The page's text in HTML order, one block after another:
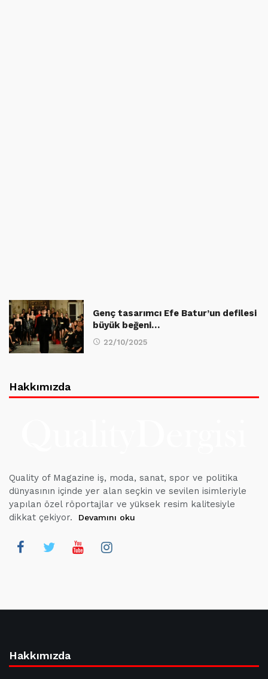
Genç tasarımcı Efe Batur’un defilesi
büyük beğeni…
22/10/2025
Hakkımızda
Quality of Magazine iş, moda, sanat, spor ve politika
dünyasının içinde yer alan seçkin ve sevilen isimleriyle
yapılan özel röportajlar ve yüksek resim kalitesiyle
dikkat çekiyor.
Devamını oku
Hakkımızda